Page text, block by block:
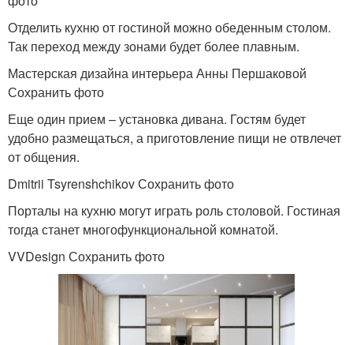
Отделить кухню от гостиной можно обеденным столом.
Так переход между зонами будет более плавным.
Мастерская дизайна интерьера Анны Першаковой
Сохранить фото
Еще один прием – установка дивана. Гостям будет
удобно размещаться, а приготовление пищи не отвлечет
от общения.
Dmitrii Tsyrenshchikov Сохранить фото
Порталы на кухню могут играть роль столовой. Гостиная
тогда станет многофункциональной комнатой.
VVDesign Сохранить фото